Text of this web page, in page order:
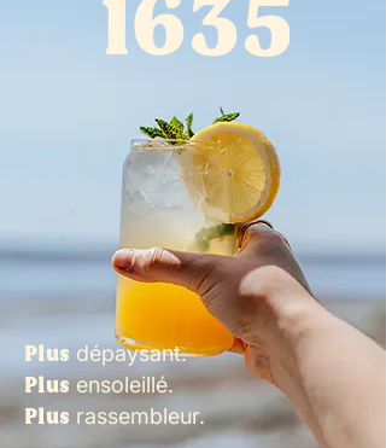
Plus dépaysant.
Plus ensoleillé.
Plus rassembleur.